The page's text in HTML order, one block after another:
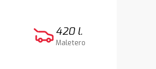
420 l.
Maletero